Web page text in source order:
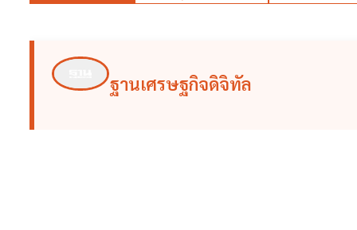
ฐานเศรษฐกิจดิจิทัล